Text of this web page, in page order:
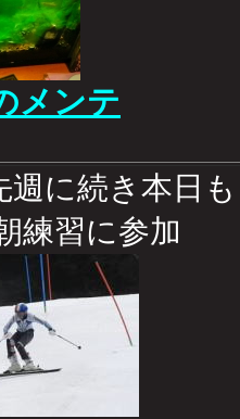
メンテ
週に続き本日も
練習に参加